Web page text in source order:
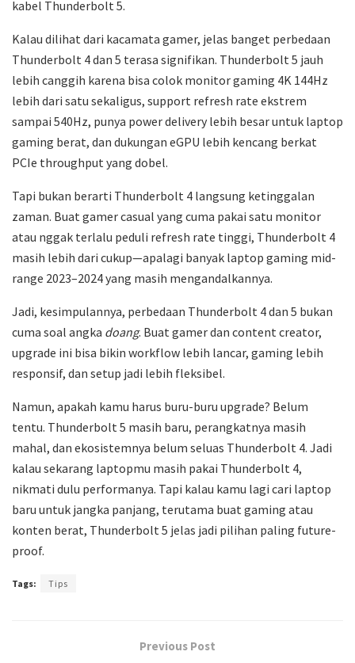
kabel Thunderbolt 5.
Kalau dilihat dari kacamata gamer, jelas banget perbedaan
Thunderbolt 4 dan 5 terasa signifikan. Thunderbolt 5 jauh
lebih canggih karena bisa colok monitor gaming 4K 144Hz
lebih dari satu sekaligus, support refresh rate ekstrem
sampai 540Hz, punya power delivery lebih besar untuk laptop
gaming berat, dan dukungan eGPU lebih kencang berkat
PCIe throughput yang dobel.
Tapi bukan berarti Thunderbolt 4 langsung ketinggalan
zaman. Buat gamer casual yang cuma pakai satu monitor
atau nggak terlalu peduli refresh rate tinggi, Thunderbolt 4
masih lebih dari cukup—apalagi banyak laptop gaming mid-
range 2023–2024 yang masih mengandalkannya.
Jadi, kesimpulannya, perbedaan Thunderbolt 4 dan 5 bukan
cuma soal angka doang. Buat gamer dan content creator,
upgrade ini bisa bikin workflow lebih lancar, gaming lebih
responsif, dan setup jadi lebih fleksibel.
Namun, apakah kamu harus buru-buru upgrade? Belum
tentu. Thunderbolt 5 masih baru, perangkatnya masih
mahal, dan ekosistemnya belum seluas Thunderbolt 4. Jadi
kalau sekarang laptopmu masih pakai Thunderbolt 4,
nikmati dulu performanya. Tapi kalau kamu lagi cari laptop
baru untuk jangka panjang, terutama buat gaming atau
konten berat, Thunderbolt 5 jelas jadi pilihan paling future-
proof.
Tags: Tips
Previous Post